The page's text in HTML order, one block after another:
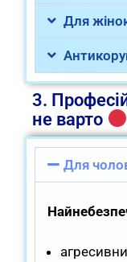
Для
3.
не варто
Для